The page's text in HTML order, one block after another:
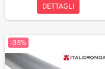
DETTAGLI
-35%